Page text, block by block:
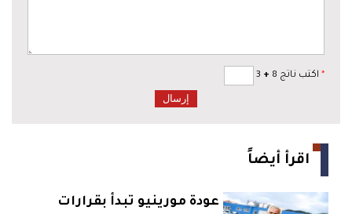
* اكتب ناتج 8 +
اقرأ أيضاً
عودة مورينيو تبدأ بقرارات